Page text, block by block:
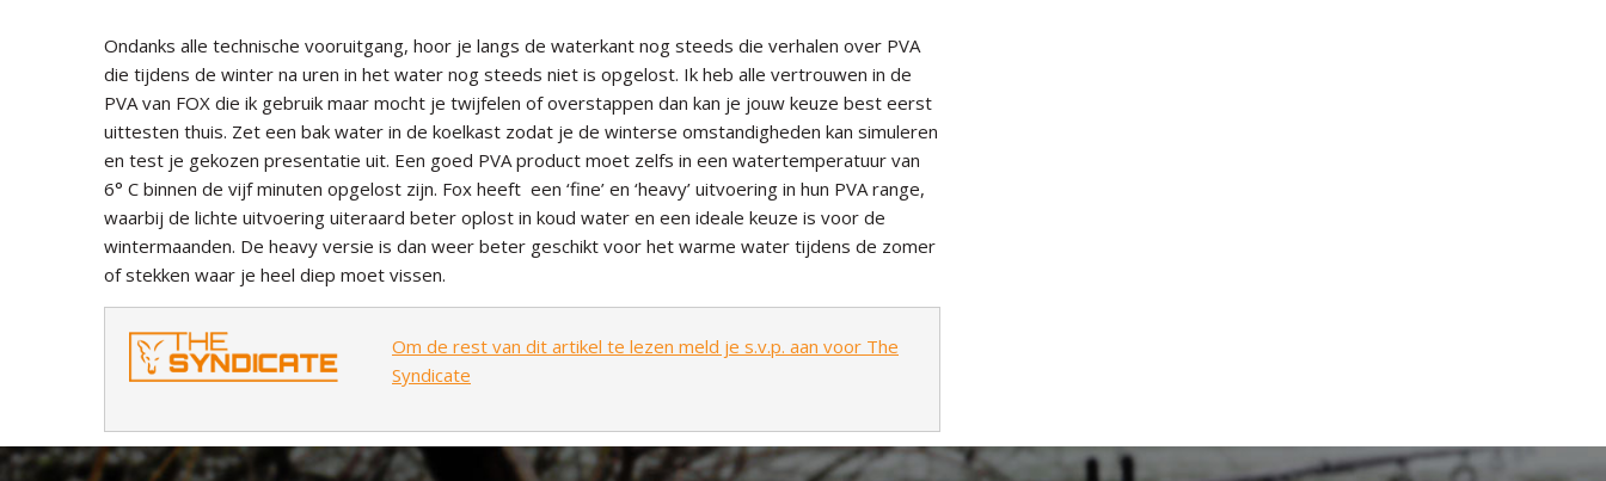
Ondanks alle technische vooruitgang, hoor je langs de waterkant nog steeds die verhalen over PVA
die tijdens de winter na uren in het water nog steeds niet is opgelost. Ik heb alle vertrouwen in de
PVA van FOX die ik gebruik maar mocht je twijfelen of overstappen dan kan je jouw keuze best eerst
uittesten thuis. Zet een bak water in de koelkast zodat je de winterse omstandigheden kan simuleren
en test je gekozen presentatie uit. Een goed PVA product moet zelfs in een watertemperatuur van
6° C binnen de vijf minuten opgelost zijn. Fox heeft een ‘fine’ en ‘heavy’ uitvoering in hun PVA range,
waarbij de lichte uitvoering uiteraard beter oplost in koud water en een ideale keuze is voor de
wintermaanden. De heavy versie is dan weer beter geschikt voor het warme water tijdens de zomer
of stekken waar je heel diep moet vissen.
Om de rest van dit artikel te lezen meld je s.v.p. aan voor The
Syndicate